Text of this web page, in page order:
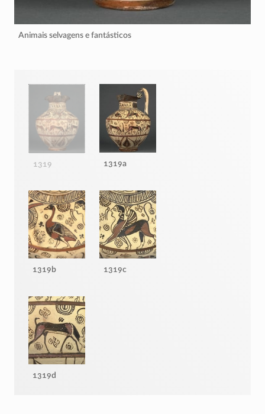
Animais selvagens e fantásticos
1319 1319a
1319b 1319c
1319d